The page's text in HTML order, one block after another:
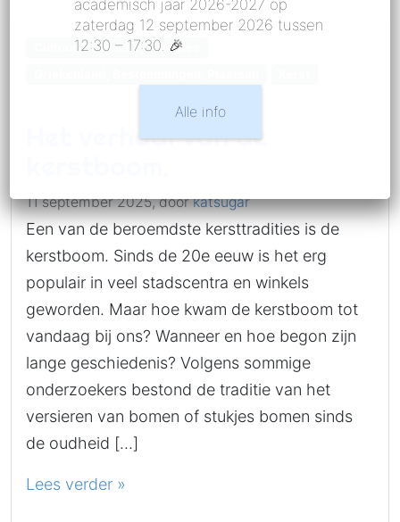
Cultuur, Laografie, Tradities
Het verhaal van de
11 september 2025,doorkatsugar
Een van de beroemdste kersttradities is de
kerstboom. Sinds de 20e eeuw is het erg
populair in veel stadscentra en winkels
geworden. Maar hoe kwam de kerstboom tot
vandaag bij ons? Wanneer en hoe begon zijn
lange geschiedenis? Volgens sommige
onderzoekers bestond de traditie van het
versieren van bomen of stukjes bomen sinds
de oudheid […]
Lees verder »
academisch jaar 2026-2027 op
zaterdag 12 september 2026 tussen
12:30 – 17:30. 🎉
Alle info